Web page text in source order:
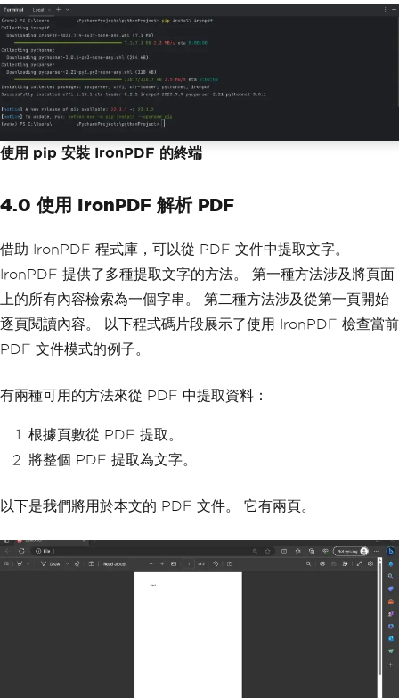
使用 pip 安裝 IronPDF 的終端
4.0 使用 IronPDF 解析 PDF
借助 IronPDF 程式庫，可以從 PDF 文件中提取文字。
IronPDF 提供了多種提取文字的方法。 第一種方法涉及將頁面
上的所有內容檢索為一個字串。 第二種方法涉及從第一頁開始
逐頁閱讀內容。 以下程式碼片段展示了使用 IronPDF 檢查當前
PDF 文件模式的例子。
有兩種可用的方法來從 PDF 中提取資料：
根據頁數從 PDF 提取。
將整個 PDF 提取為文字。
以下是我們將用於本文的 PDF 文件。 它有兩頁。